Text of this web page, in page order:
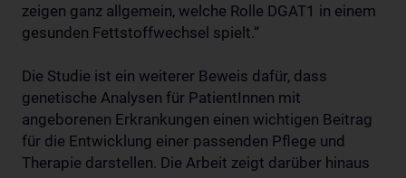
zeigen ganz allgemein, welche Rolle DGAT1 in einem
gesunden Fettstoffwechsel spielt.“
Die Studie ist ein weiterer Beweis dafür, dass
genetische Analysen für PatientInnen mit
angeborenen Erkrankungen einen wichtigen Beitrag
für die Entwicklung einer passenden Pflege und
Therapie darstellen. Die Arbeit zeigt darüber hinaus